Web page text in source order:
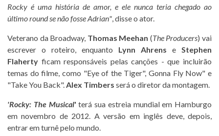
Rocky é uma história de amor, e ele nunca teria chegado ao
último round se não fosse Adrian", disse o ator.
Veterano da Broadway, Thomas Meehan (The Producers) vai
escrever o roteiro, enquanto Lynn Ahrens e Stephen
Flaherty ficam responsáveis pelas canções - que incluirão
temas do filme, como "Eye of the Tiger", Gonna Fly Now" e
"Take You Back".Alex Timbers será o diretor da montagem.
'Rocky: The Musical'terá sua estreia mundial em Hamburgo
em novembro de 2012. A versão em inglês deve, depois,
entrar em turnê pelo mundo.